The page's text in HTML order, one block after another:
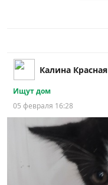
Калина Красная
Ищут дом
05 февраля 16:28